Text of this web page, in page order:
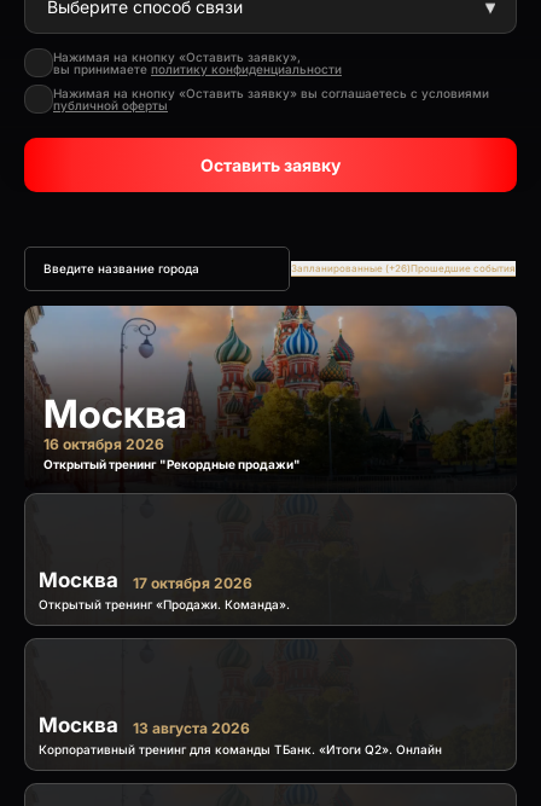
Нажимая на кнопку «Оставить заявку»,
вы принимаете политику конфиденциальности
Нажимая на кнопку «Оставить заявку» вы соглашаетесь с условиями
публичной оферты
Оставить заявку
Запланированные (+26) Прошедшие события
Москва
16 октября 2026
Открытый тренинг "Рекордные продажи"
Москва 17 октября 2026
Открытый тренинг «Продажи. Команда».
Москва 13 августа 2026
Корпоративный тренинг для команды ТБанк. «Итоги Q2». Онлайн